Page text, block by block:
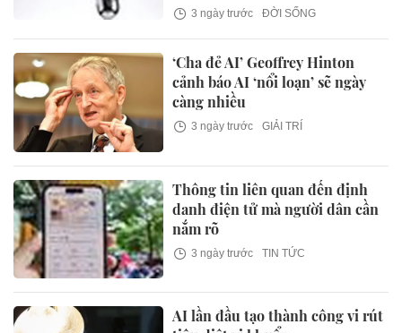
3 ngày trước ĐỜI SỐNG
‘Cha đẻ AI’ Geoffrey Hinton
cảnh báo AI ‘nổi loạn’ sẽ ngày
càng nhiều
3 ngày trước GIẢI TRÍ
Thông tin liên quan đến định
danh điện tử mà người dân cần
nắm rõ
3 ngày trước TIN TỨC
AI lần đầu tạo thành công vi rút